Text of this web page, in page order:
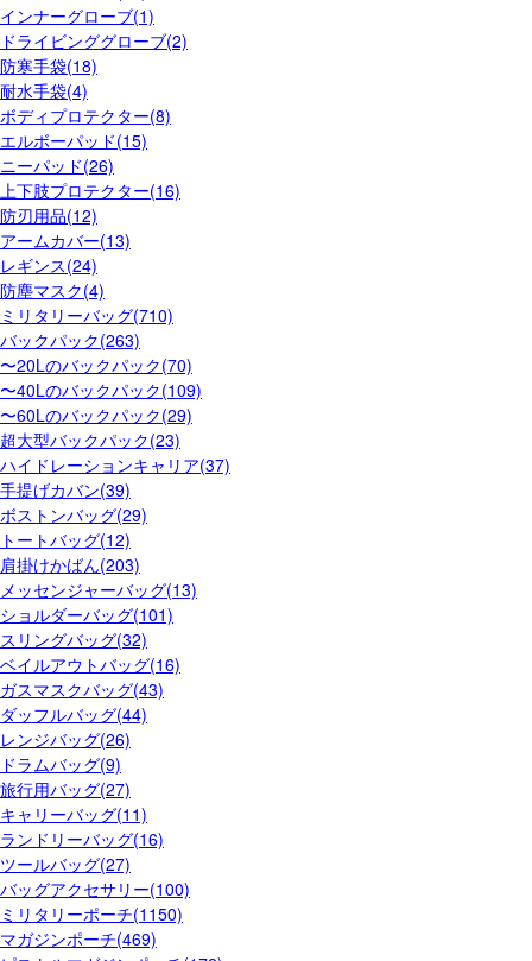
インナーグローブ(1)
ドライビンググローブ(2)
防寒手袋(18)
耐水手袋(4)
ボディプロテクター(8)
エルボーパッド(15)
ニーパッド(26)
上下肢プロテクター(16)
防刃用品(12)
アームカバー(13)
レギンス(24)
防塵マスク(4)
ミリタリーバッグ(710)
バックパック(263)
〜20Lのバックパック(70)
〜40Lのバックパック(109)
〜60Lのバックパック(29)
超大型バックパック(23)
ハイドレーションキャリア(37)
手提げカバン(39)
ボストンバッグ(29)
トートバッグ(12)
肩掛けかばん(203)
メッセンジャーバッグ(13)
ショルダーバッグ(101)
スリングバッグ(32)
ベイルアウトバッグ(16)
ガスマスクバッグ(43)
ダッフルバッグ(44)
レンジバッグ(26)
ドラムバッグ(9)
旅行用バッグ(27)
キャリーバッグ(11)
ランドリーバッグ(16)
ツールバッグ(27)
バッグアクセサリー(100)
ミリタリーポーチ(1150)
マガジンポーチ(469)